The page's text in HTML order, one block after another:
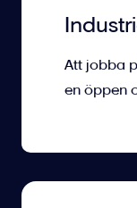
Att jobba
en öppen